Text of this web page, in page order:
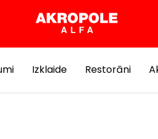
Izklaide Restorāni